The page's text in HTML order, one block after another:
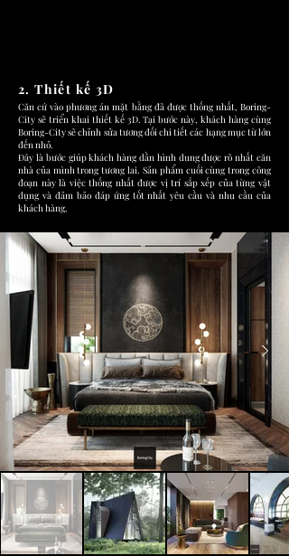
2. Thiết kế 3D
Căn cứ vào phương án mặt bằng đã được thống nhất, Boring-
City sẽ triển khai thiết kế 3D. Tại bước này, khách hàng cùng
Boring-City sẽ chỉnh sửa tương đối chi tiết các hạng mục từ lớn
đến nhỏ.
Đây là bước giúp khách hàng dần hình dung được rõ nhất căn
nhà của mình trong tương lai. Sản phẩm cuối cùng trong công
đoạn này là việc thống nhất được vị trí sắp xếp của từng vật
dụng và đảm bảo đáp ứng tốt nhất yêu cầu và nhu cầu của
khách hàng.